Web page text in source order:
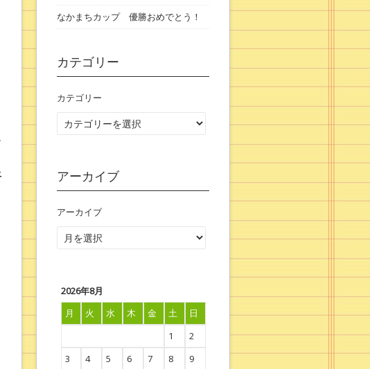
なかまちカップ 優勝おめでとう！
カテゴリー
カテゴリー
アーカイブ
アーカイブ
2026年8月
月
火 水 木 金 土 日
1
2
3
4 5 6 7 8
9